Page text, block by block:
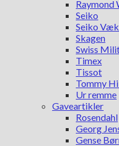
Raymond
Seiko
Seiko
Skagen
Swiss
Timex
Tissot
Tommy
Ur remme
Gaveartikler
Rosendahl
Georg
Gense